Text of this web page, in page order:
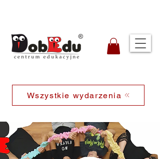
Wszystkie wydarzenia